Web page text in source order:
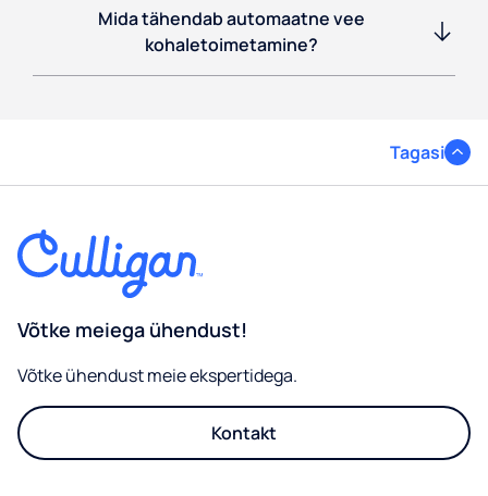
Mida tähendab automaatne vee
kohaletoimetamine?
Tagasi
Võtke meiega ühendust!
Võtke ühendust meie ekspertidega.
Kontakt